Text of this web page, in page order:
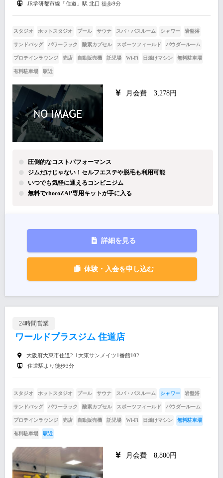
JR学研都市線「住道」駅 北口 徒歩9分
スタジオ ホットスタジオ プール サウナ スパ・バスルーム シャワー 岩盤浴
サンドバッグ パワーラック 酸素カプセル スポーツフィールド パウダールーム
プロテインラウンジ 売店 自動販売機 託児場 Wi-Fi 日焼けマシン 無料駐車場
有料駐車場 駅近
月会費 3,278円
圧倒的なコストパフォーマンス
ジムだけじゃない！セルフエステや脱毛も利用可能
いつでも気軽に通えるコンビニジム
無料でchocoZAP専用キットが手に入る
詳細を見る
体験・入会を申し込む
24時間営業
ワールドプラスジム 住道店
大阪府大東市住道2-1大東サンメイツ1番館102
住道駅より徒歩3分
スタジオ ホットスタジオ プール サウナ スパ・バスルーム シャワー 岩盤浴
サンドバッグ パワーラック 酸素カプセル スポーツフィールド パウダールーム
プロテインラウンジ 売店 自動販売機 託児場 Wi-Fi 日焼けマシン 無料駐車場
有料駐車場 駅近
月会費 8,800円